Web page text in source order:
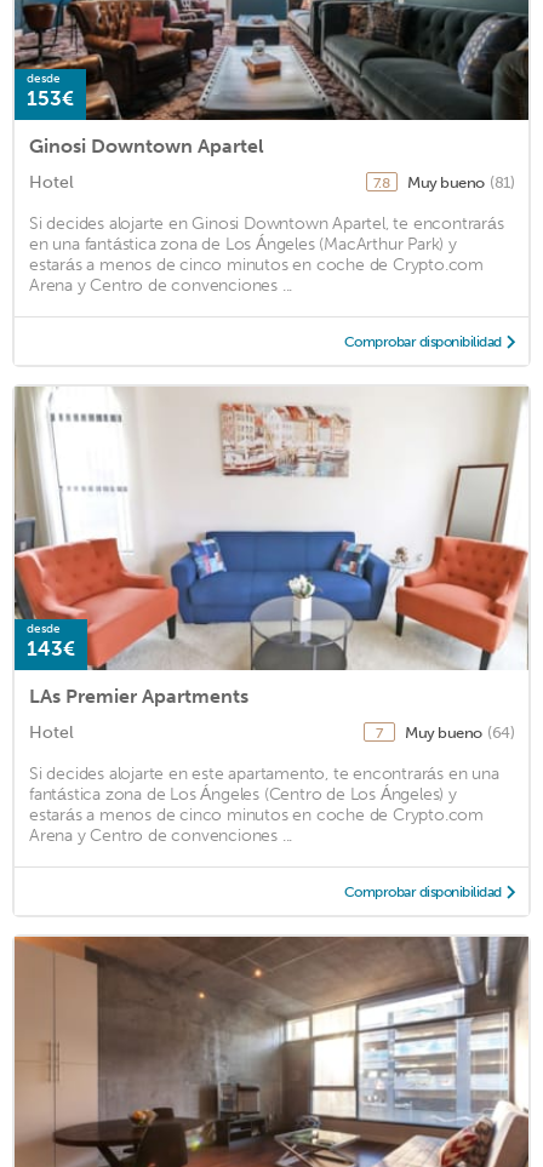
desde
153€
Ginosi Downtown Apartel
Hotel 7.8 Muy bueno (81)
Si decides alojarte en Ginosi Downtown Apartel, te encontrarás
en una fantástica zona de Los Ángeles (MacArthur Park) y
estarás a menos de cinco minutos en coche de Crypto.com
Arena y Centro de convenciones ...
Comprobar disponibilidad
desde
143€
LAs Premier Apartments
Hotel 7 Muy bueno (64)
Si decides alojarte en este apartamento, te encontrarás en una
fantástica zona de Los Ángeles (Centro de Los Ángeles) y
estarás a menos de cinco minutos en coche de Crypto.com
Arena y Centro de convenciones ...
Comprobar disponibilidad